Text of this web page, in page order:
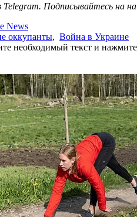
Telegram. Подписывайтесь на
News
оккупанты, Война в Украине
необходимый текст и